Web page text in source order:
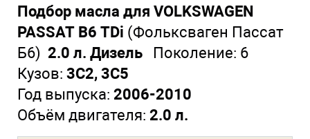
Подбор масла для VOLKSWAGEN
PASSAT B6 TDi (Фольксваген Пассат
Б6) 2.0 л. Дизель
Поколение: 6
Кузов: 3C2, 3C5
Год выпуска: 2006-2010
Объём двигателя: 2.0 л.